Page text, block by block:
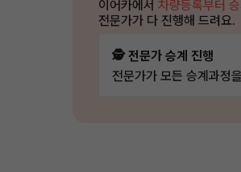
이어카에서 차량등록부터
전문가가 다 진행해 드려요.
🕵️ 전문가 승계 진행
전문가가 모든 승계과정